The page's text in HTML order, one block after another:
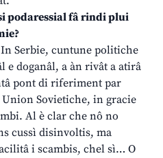
podaressial fâ rindi plui
Serbie, cuntune politiche
e doganâl, a àn rivât a atirâ
pont di riferiment par
Union Sovietiche, in gracie
Al è clar che nô no
cussì disinvoltis, ma
i scambis, chel sì… O